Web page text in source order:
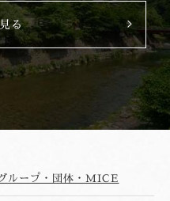
る
ループ・団体・MICE